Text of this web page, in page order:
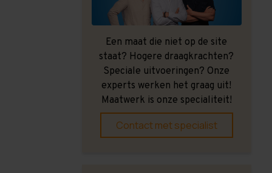
Een maat die niet op de site
staat? Hogere draagkrachten?
Speciale uitvoeringen? Onze
experts werken het graag uit!
Maatwerk is onze specialiteit!
Contact met specialist